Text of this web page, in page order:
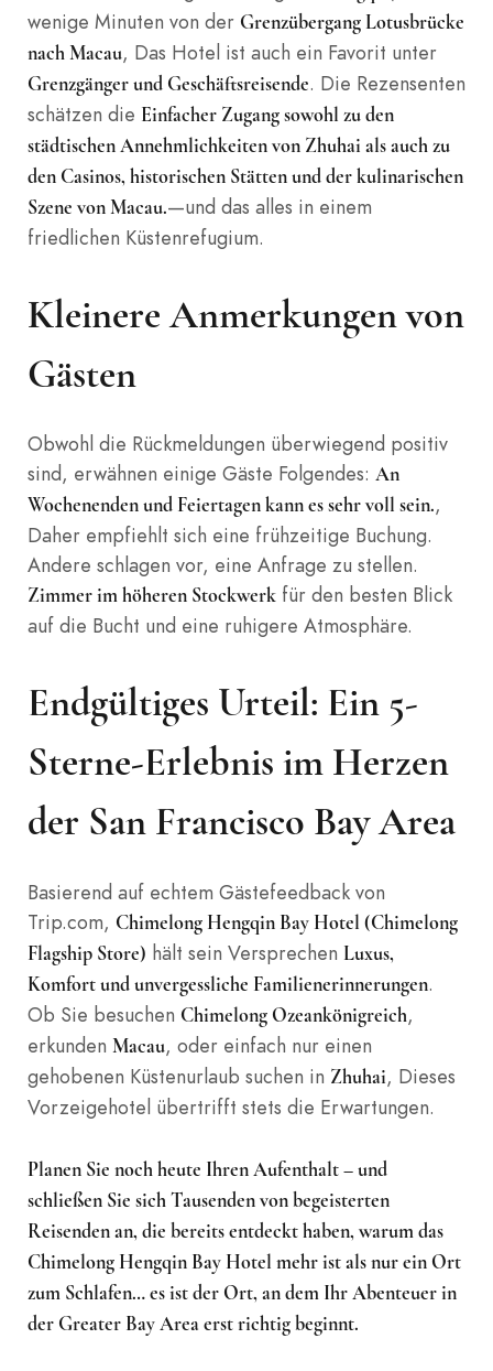
wenige Minuten von der Grenzübergang Lotusbrücke
nach Macau, Das Hotel ist auch ein Favorit unter
Grenzgänger und Geschäftsreisende. Die Rezensenten
schätzen die Einfacher Zugang sowohl zu den
städtischen Annehmlichkeiten von Zhuhai als auch zu
den Casinos, historischen Stätten und der kulinarischen
Szene von Macau.—und das alles in einem
friedlichen Küstenrefugium.
Kleinere Anmerkungen von
Gästen
Obwohl die Rückmeldungen überwiegend positiv
sind, erwähnen einige Gäste Folgendes: An
Wochenenden und Feiertagen kann es sehr voll sein.,
Daher empfiehlt sich eine frühzeitige Buchung.
Andere schlagen vor, eine Anfrage zu stellen.
Zimmer im höheren Stockwerk für den besten Blick
auf die Bucht und eine ruhigere Atmosphäre.
Endgültiges Urteil: Ein 5-
Sterne-Erlebnis im Herzen
der San Francisco Bay Area
Basierend auf echtem Gästefeedback von
Trip.com, Chimelong Hengqin Bay Hotel (Chimelong
Flagship Store) hält sein Versprechen Luxus,
Komfort und unvergessliche Familienerinnerungen.
Ob Sie besuchen Chimelong Ozeankönigreich,
erkunden Macau, oder einfach nur einen
gehobenen Küstenurlaub suchen in Zhuhai, Dieses
Vorzeigehotel übertrifft stets die Erwartungen.
Planen Sie noch heute Ihren Aufenthalt – und
schließen Sie sich Tausenden von begeisterten
Reisenden an, die bereits entdeckt haben, warum das
Chimelong Hengqin Bay Hotel mehr ist als nur ein Ort
zum Schlafen… es ist der Ort, an dem Ihr Abenteuer in
der Greater Bay Area erst richtig beginnt.